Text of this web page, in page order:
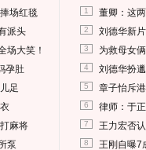
场红毯
派头
场大笑！
孕肚
足
麻将
泵
1 董卿：这
2 刘德华新
3 为救母女
4 刘德华扮
5 章子怡斥
6 律师：于
7 王力宏否
8 王刚自曝7